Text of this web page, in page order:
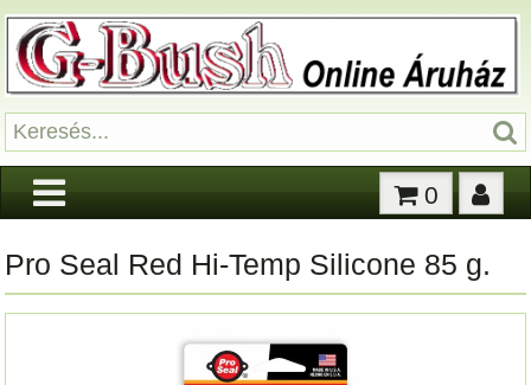
0
Pro Seal Red Hi-Temp Silicone 85 g.